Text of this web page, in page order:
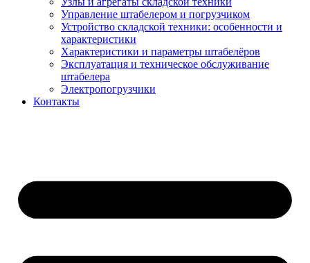
Управление штабелером и погрузчиком
Устройство складской техники: особенности и
характеристики
Характеристики и параметры штабелёров
Эксплуатация и техническое обслуживание
штабелера
Электропогрузчики
Контакты